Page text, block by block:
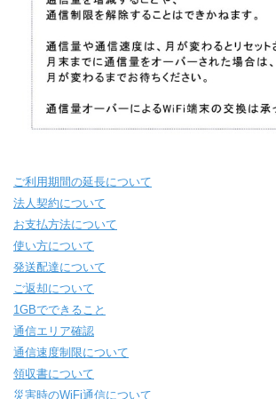
ご利用期間の延長について
法人契約について
お支払方法について
使い方について
発送配達について
ご返却について
1GBでできること
通信エリア確認
通信速度制限について
領収書について
災害時のWiFi通信について